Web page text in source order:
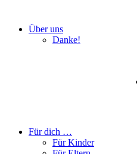
Über uns
Danke!
Für dich …
Für Kinder